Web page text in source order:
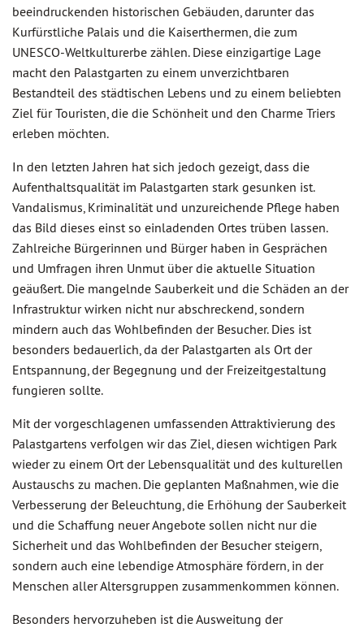
beeindruckenden historischen Gebäuden, darunter das
Kurfürstliche Palais und die Kaiserthermen, die zum
UNESCO-Weltkulturerbe zählen. Diese einzigartige Lage
macht den Palastgarten zu einem unverzichtbaren
Bestandteil des städtischen Lebens und zu einem beliebten
Ziel für Touristen, die die Schönheit und den Charme Triers
erleben möchten.
In den letzten Jahren hat sich jedoch gezeigt, dass die
Aufenthaltsqualität im Palastgarten stark gesunken ist.
Vandalismus, Kriminalität und unzureichende Pflege haben
das Bild dieses einst so einladenden Ortes trüben lassen.
Zahlreiche Bürgerinnen und Bürger haben in Gesprächen
und Umfragen ihren Unmut über die aktuelle Situation
geäußert. Die mangelnde Sauberkeit und die Schäden an der
Infrastruktur wirken nicht nur abschreckend, sondern
mindern auch das Wohlbefinden der Besucher. Dies ist
besonders bedauerlich, da der Palastgarten als Ort der
Entspannung, der Begegnung und der Freizeitgestaltung
fungieren sollte.
Mit der vorgeschlagenen umfassenden Attraktivierung des
Palastgartens verfolgen wir das Ziel, diesen wichtigen Park
wieder zu einem Ort der Lebensqualität und des kulturellen
Austauschs zu machen. Die geplanten Maßnahmen, wie die
Verbesserung der Beleuchtung, die Erhöhung der Sauberkeit
und die Schaffung neuer Angebote sollen nicht nur die
Sicherheit und das Wohlbefinden der Besucher steigern,
sondern auch eine lebendige Atmosphäre fördern, in der
Menschen aller Altersgruppen zusammenkommen können.
Besonders hervorzuheben ist die Ausweitung der